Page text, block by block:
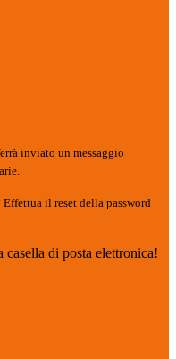
inviato un messaggio
il reset della password
di posta elettronica!